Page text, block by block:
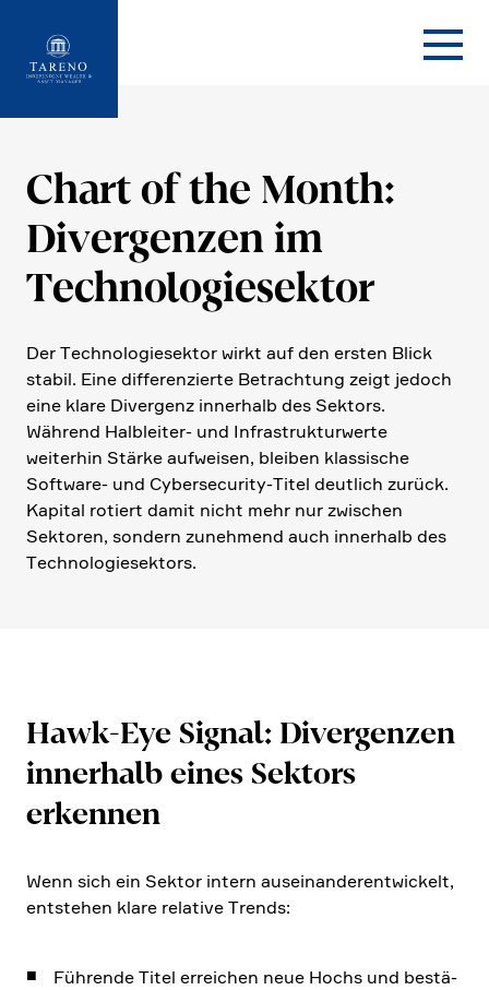
Startseite
Chart of the Month:
Diver­genzen im
Techno­lo­gie­sektor
Der Techno­lo­gie­sektor wirkt auf den ersten Blick
stabil. Eine diffe­ren­zierte Betrach­tung zeigt jedoch
eine klare Diver­genz inner­halb des Sektors.
Während Halbleiter- und Infra­struk­tur­werte
weiterhin Stärke aufweisen, bleiben klassi­sche
Software- und Cyber­se­cu­rity-Titel deutlich zurück.
Kapital rotiert damit nicht mehr nur zwischen
Sektoren, sondern zuneh­mend auch inner­halb des
Techno­lo­gie­sek­tors.
Hawk-Eye Signal: Diver­genzen
inner­halb eines Sektors
erkennen
Wenn sich ein Sektor intern ausein­an­der­ent­wickelt,
entstehen klare relative Trends:
Führende Titel errei­chen neue Hochs und bestä­